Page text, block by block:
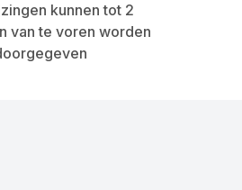
kunnen tot 2
van te voren worden